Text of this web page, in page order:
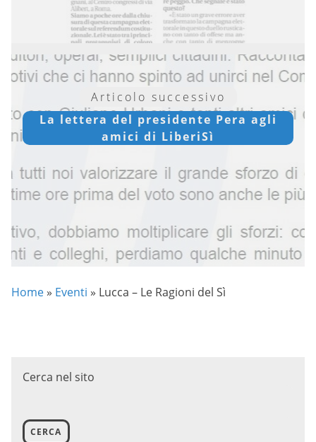
Articolo successivo
La lettera del presidente Pera agli
amici di LiberiSì
Home » Eventi » Lucca – Le Ragioni del Sì
Cerca nel sito
CERCA